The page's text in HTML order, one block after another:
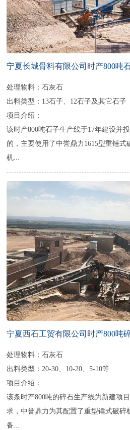
宁夏长城骨料有限公司时产800吨
处理物料：石灰石
出料类型：13石子、12石子及其它石子
项目介绍：
该时产800吨石子生产线于17年建设并
的，主要使用了中誉鼎力1615型重锤式
机...
宁夏西石工贸有限公司时产800吨
处理物料：石灰石
出料类型：20-30、10-20、5-10等
项目介绍：
该条时产800吨的碎石生产线为新建项
求，中誉鼎力为其配置了重型锤式破碎
备...